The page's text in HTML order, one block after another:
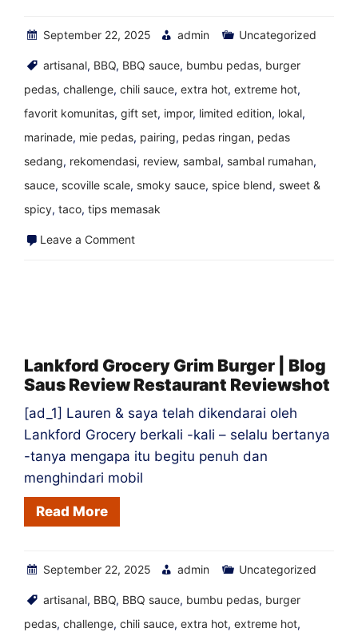
September 22, 2025 admin Uncategorized
artisanal, BBQ, BBQ sauce, bumbu pedas, burger
pedas, challenge, chili sauce, extra hot, extreme hot,
favorit komunitas, gift set, impor, limited edition, lokal,
marinade, mie pedas, pairing, pedas ringan, pedas
sedang, rekomendasi, review, sambal, sambal rumahan,
sauce, scoville scale, smoky sauce, spice blend, sweet &
spicy, taco, tips memasak
Leave a Commenton
Blog
Saus
Panas
Salsa
Lankford Grocery Grim Burger | Blog
Saus Review Restaurant Reviewshot
[ad_1] Lauren & saya telah dikendarai oleh
Lankford Grocery berkali -kali – selalu bertanya
-tanya mengapa itu begitu penuh dan
menghindari mobil
Read More
September 22, 2025 admin Uncategorized
artisanal, BBQ, BBQ sauce, bumbu pedas, burger
pedas, challenge, chili sauce, extra hot, extreme hot,